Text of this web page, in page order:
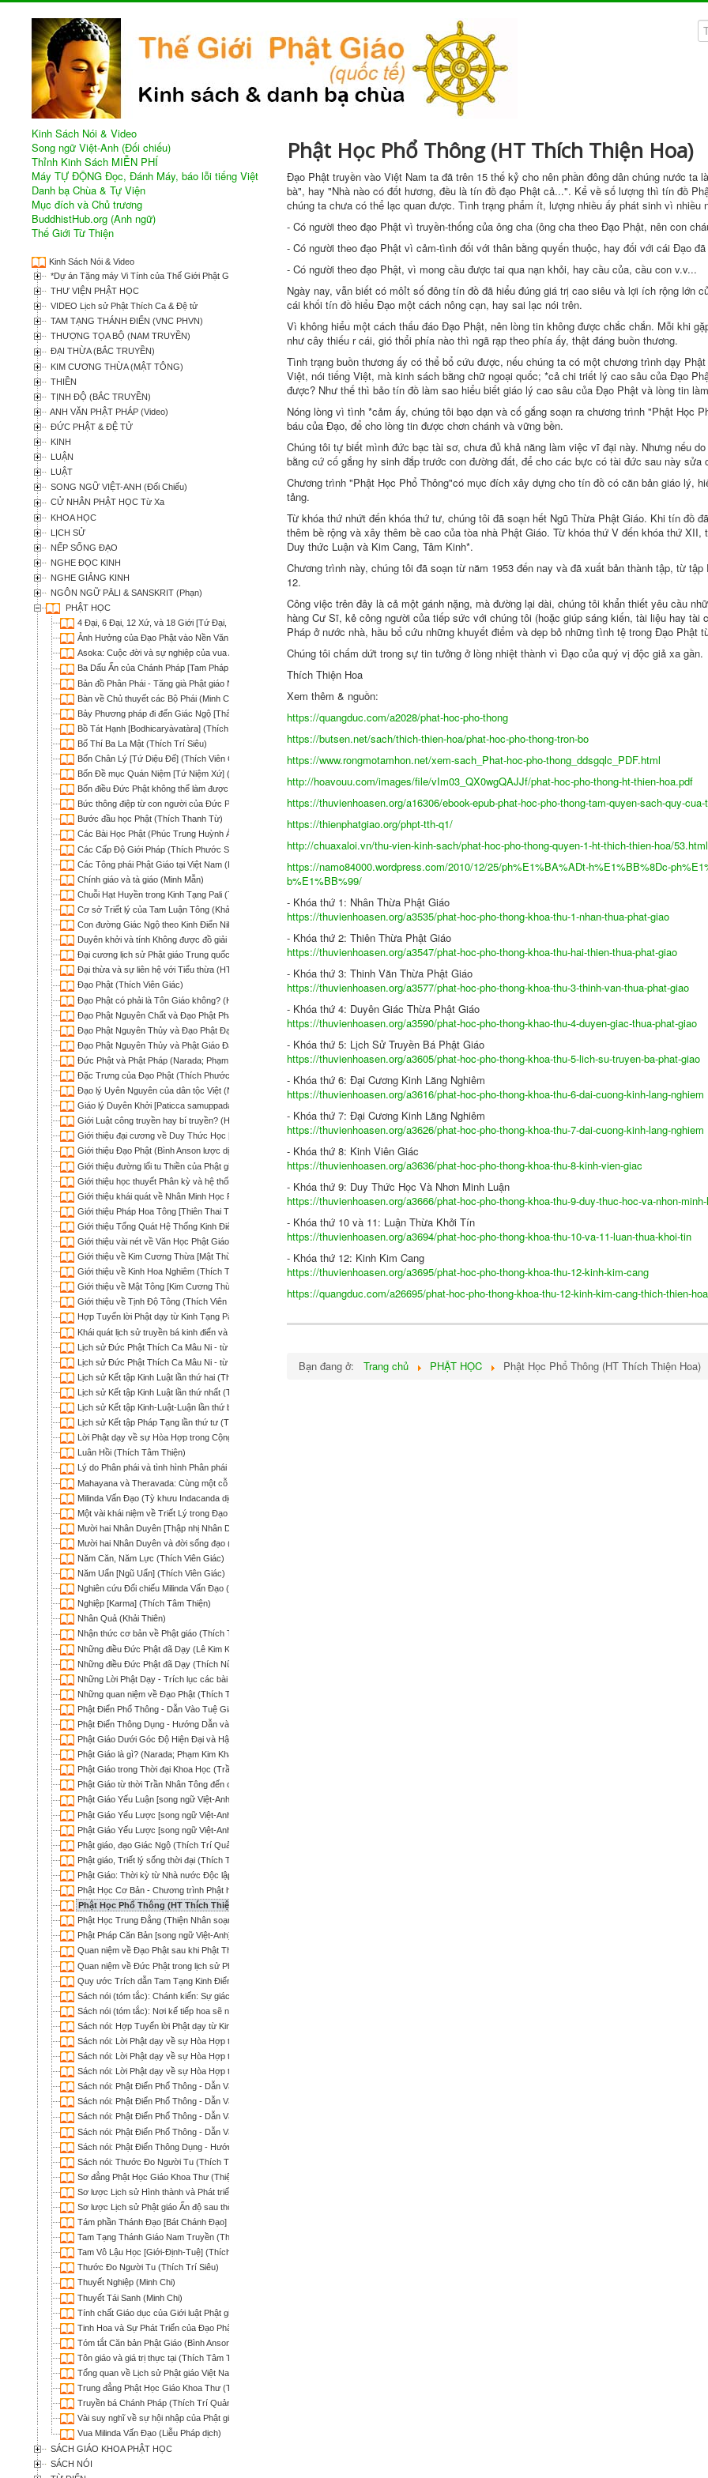
Kinh Sách Nói & Video
Song ngữ Việt-Anh (Đối chiếu)
Thỉnh Kinh Sách MIỄN PHÍ
Máy TỰ ĐỘNG Đọc, Đánh Máy, báo lỗi tiếng Việt
Danh bạ Chùa & Tự Viện
Mục đích và Chủ trương
BuddhistHub.org (Anh ngữ)
Thế Giới Từ Thiện
Kinh Sách Nói & Video
*Dự án Tặng máy Vi Tính của Thế Giới Phật Giáo
THƯ VIỆN PHẬT HỌC
VIDEO Lịch sử Phật Thích Ca & Đệ tử
TAM TẠNG THÁNH ĐIỂN (VNC PHVN)
THƯỢNG TỌA BỘ (NAM TRUYỀN)
ĐẠI THỪA (BẮC TRUYỀN)
KIM CƯƠNG THỪA (MẬT TÔNG)
THIỀN
TỊNH ĐỘ (BẮC TRUYỀN)
ANH VĂN PHẬT PHÁP (Video)
ĐỨC PHẬT & ĐỆ TỬ
KINH
LUẬN
LUẬT
SONG NGỮ VIỆT-ANH (Đối Chiếu)
CỬ NHÂN PHẬT HỌC Từ Xa
KHOA HỌC
LỊCH SỬ
NẾP SỐNG ĐẠO
NGHE ĐỌC KINH
NGHE GIẢNG KINH
NGÔN NGỮ PĀLI & SANSKRIT (Phạn)
PHẬT HỌC
4 Đại, 6 Đại, 12 Xứ, và 18 Giới [Tứ Đại, Lục Đại, Thập nhị Xứ và Thập bát Giới] (Thích Tâm Thiện)
Ảnh Hưởng của Đạo Phật vào Nền Văn Hóa Việt Nam (Thích Trí Quảng)
Asoka: Cuộc đời và sự nghiệp của vua A-dục - Tuyển tập (Nhiều Tác Giả)
Ba Dấu Ấn của Chánh Pháp [Tam Pháp Ấn] (Nguyên Tuấn)
Bản đồ Phân Phái - Tăng già Phật giáo Nguyên Thủy
Bàn về Chủ thuyết các Bộ Phái (Minh Chi)
Bảy Phương pháp đi đến Giác Ngộ [Thất Giác Chi] (Thích Thiện Bảo)
Bồ Tát Hạnh [Bodhicaryàvatàra] (Thích Trí Siêu dịch)
Bố Thí Ba La Mật (Thích Trí Siêu)
Bốn Chân Lý [Tứ Diệu Đế] (Thích Viên Giác)
Bốn Đề mục Quán Niệm [Tứ Niệm Xứ] (Thích Phước Lượng)
Bốn điều Đức Phật không thể làm được
Bức thông điệp từ con người của Đức Phật (Thích Trí Chơn)
Bước đầu học Phật (Thích Thanh Từ)
Các Bài Học Phật (Phúc Trung Huỳnh Ái Tông)
Các Cấp Độ Giới Pháp (Thích Phước Sơn)
Các Tông phái Phật Giáo tại Việt Nam (Phúc Trung Huỳnh Ái Tông)
Chính giáo và tà giáo (Minh Mẫn)
Chuỗi Hạt Huyền trong Kinh Tạng Pali (Thích Chơn Thiện)
Cơ sở Triết lý của Tam Luận Tông (Khải Thiên)
Con đường Giác Ngộ theo Kinh Điển Nikaya (Thích Nữ Trí Liên)
Duyên khởi và tính Không được đồ giải qua phương trình E = MC2 (Khải Thiên & Nguyễn Chung Tú)
Đại cương lịch sử Phật giáo Trung quốc (Thích Tâm Khanh)
Đại thừa và sự liên hệ với Tiểu thừa (HT Thích Minh Châu dịch)
Đạo Phật (Thích Viên Giác)
Đạo Phật có phải là Tôn Giáo không? (Huyền Chân)
Đạo Phật Nguyên Chất và Đạo Phật Pháp Môn (Thích Nhật Từ)
Đạo Phật Nguyên Thủy và Đạo Phật Đại Thừa (Wapola Rahula; Thích Thiện Minh dịch)
Đạo Phật Nguyên Thủy và Phật Giáo Đại Thừa (Wapola Rahula; Lê Kim Kha biên dịch)
Đức Phật và Phật Pháp (Narada; Phạm Kim Khánh dịch)
Ðặc Trưng của Ðạo Phật (Thích Phước Sơn)
Ðạo lý Uyên Nguyên của dân tộc Việt (Ngọc Kinh Lang Hoàn)
Giáo lý Duyên Khởi [Paticca samuppada - Dependent Origination] (Thích Chơn Thiện)
Giới Luật công truyền hay bí truyền? (HT Thích Phước Sơn)
Giới thiệu đại cương về Duy Thức Học [Tâm Lý học Phật giáo] (Tuệ Hạnh)
Giới thiệu Đạo Phật (Bình Anson lược dịch)
Giới thiệu đường lối tu Thiền của Phật giáo (Thích Thanh Từ)
Giới thiệu học thuyết Phân kỳ và hệ thống Phán giáo (Khải Thiên)
Giới thiệu khái quát về Nhân Minh Học Phật Giáo [Logic Học Phật Giáo] (Minh Chi)
Giới thiệu Pháp Hoa Tông [Thiên Thai Tông] (Thích Trí Quảng)
Giới thiệu Tổng Quát Hệ Thống Kinh Điển Hán Tạng (Đào Nguyên)
Giới thiệu vài nét về Văn Học Phật Giáo Việt Nam (Thích Tâm Hải)
Giới thiệu về Kim Cương Thừa [Mật Thừa] (Nguyễn Thế Đăng)
Giới thiệu về Kinh Hoa Nghiêm (Thích Trí Quảng)
Giới thiệu về Mật Tông [Kim Cương Thừa] (Thích Viên Giác)
Giới thiệu về Tịnh Độ Tông (Thích Viên Giác)
Hợp Tuyển lời Phật dạy từ Kinh Tạng Pāli (Bodhi; Nguyên Nhật Trần Như Mai dịch)
Khái quát lịch sử truyền bá kinh điển và những đặc điểm của Kinh tạng Nikaya (Thích Viên Giác)
Lịch sử Đức Phật Thích Ca Mâu Ni - từ Đản sanh đến Thành đạo (Gia Tuệ)
Lịch sử Đức Phật Thích Ca Mâu Ni - từ Thành đạo đến nhập Niết bàn (Gia Tuệ)
Lịch sử Kết tập Kinh Luật lần thứ hai (Thích Phước Sơn)
Lịch sử Kết tập Kinh Luật lần thứ nhất (Thích Phước Sơn)
Lịch sử Kết tập Kinh-Luật-Luận lần thứ ba (Thích Phước Sơn)
Lịch sử Kết tập Pháp Tạng lần thứ tư (Thích Phước Sơn)
Lời Phật dạy về sự Hòa Hợp trong Cộng đồng và Xã hội - Hợp Tuyển từ Kinh Tạng Pāli (Bodhi; Nguyên Nhật Trần Như Mai dịch)
Luân Hồi (Thích Tâm Thiện)
Lý do Phân phái và tình hình Phân phái trong đạo Phật (Minh Chi)
Mahayana và Theravada: Cùng một cỗ xe (Bình Anson)
Milinda Vấn Đạo (Tỳ khưu Indacanda dịch)
Một vài khái niệm về Triết Lý trong Đạo Phật (Phật-Điển Hành-Tư)
Mười hai Nhân Duyên [Thập nhị Nhân Duyên] (Thích Tâm Hải)
Mười hai Nhân Duyên và đời sống đạo (Nhựt Chiếu)
Năm Căn, Năm Lực (Thích Viên Giác)
Năm Uẩn [Ngũ Uẩn] (Thích Viên Giác)
Nghiên cứu Đối chiếu Milinda Vấn Đạo (Chữ Pāli) và Kinh Na-Tiên Tỷ-Kheo (Chữ Hán) (Thích Minh Châu; Trần Phương Lan dịch)
Nghiệp [Karma] (Thích Tâm Thiện)
Nhân Quả (Khải Thiên)
Nhận thức cơ bản về Phật giáo (Thích Tố Huân)
Những điều Đức Phật đã Dạy (Lê Kim Kha dịch)
Những điều Đức Phật đã Dạy (Thích Nữ Trí Hải dịch)
Những Lời Phật Dạy - Trích lục các bài giảng trong Kinh điển Pāli (Bình Anson dịch)
Những quan niệm về Đạo Phật (Thích Trí Quảng)
Phật Điển Phổ Thông - Dẫn Vào Tuệ Giác Phật (ICDV; Lê Mạnh Thát, HT Tuệ Sỹ chủ biên dịch)
Phật Điển Thông Dụng - Hướng Dẫn và Tuệ Tri của Ðức Phật (ICDV; TT Thích Nhật Từ chủ biên dịch)
Phật Giáo Dưới Góc Độ Hiện Đại và Hậu Hiện Đại (Quán Như)
Phật Giáo là gì? (Narada; Phạm Kim Khánh dịch)
Phật Giáo trong Thời đại Khoa Học (Trần Chung Ngọc)
Phật Giáo từ thời Trần Nhân Tông đến cận đại (Thích Tâm Hải)
Phật Giáo Yếu Luận [song ngữ Việt-Anh] (Thiện Phúc)
Phật Giáo Yếu Lược [song ngữ Việt-Anh] (Narada; HT Thích Trí Chơn dịch)
Phật Giáo Yếu Lược [song ngữ Việt-Anh] (Thiện Phúc)
Phật giáo, đạo Giác Ngộ (Thích Trí Quảng)
Phật giáo, Triết lý sống thời đại (Thích Trí Quảng)
Phật Giáo: Thời kỳ từ Nhà nước Độc lập Vạn Xuân ra đời đến Vua Trần Nhân Tông (Thích Tâm Hải)
Phật Học Cơ Bản - Chương trình Phật học Hàm thụ (1998-2002)
Phật Học Phổ Thông (HT Thích Thiện Hoa)
Phật Học Trung Đẳng (Thiện Nhân soạn; Nguyễn Khuê dịch)
Phật Pháp Căn Bản [song ngữ Việt-Anh] (Thiện Phúc)
Quan niệm về Ðạo Phật sau khi Phật Thích Ca nhập diệt (Thích Trí Quảng)
Quan niệm về Ðức Phật trong lịch sử Phật giáo Việt Nam (Thích Tâm Hải)
Quy ước Trích dẫn Tam Tạng Kinh Điển Nguyên Thủy (Sucitto Thảo Hiền)
Sách nói (tóm tắc): Chánh kiến: Sự giác ngộ của Đức Phật - Almost Buddhist (Dzongsar Jamyang Khyentse Rinpoche; Better Version)
Sách nói (tóm tắc): Nơi kế tiếp hoa sẽ nở, hoa nở ta gặp Phật - The Path: A Guide to Happiness (Khenpo Sherab Zangpo; Better Version)
Sách nói: Hợp Tuyển lời Phật dạy từ Kinh Tạng Pāli (Bodhi; Nguyên Nhật Trần Như Mai dịch)
Sách nói: Lời Phật dạy về sự Hòa Hợp trong Cộng đồng và Xã hội - Hợp Tuyển từ Kinh Tạng Pāli (Bodhi; Nguyên Nhật Trần Như Mai dịch)
Sách nói: Lời Phật dạy về sự Hòa Hợp trong Cộng đồng và Xã hội - Hợp Tuyển từ Kinh Tạng Pāli (Nguyên Nhật Trần Như Mai) - Chương I-VII
Sách nói: Lời Phật dạy về sự Hòa Hợp trong Cộng đồng và Xã hội - Hợp Tuyển từ Kinh Tạng Pāli (Nguyên Nhật Trần Như Mai) - Chương VIII-X
Sách nói: Phật Điển Phổ Thông - Dẫn Vào Tuệ Giác Phật (Lê Mạnh Thát, HT Tuệ Sỹ chủ biên dịch)
Sách nói: Phật Điển Phổ Thông - Dẫn Vào Tuệ Giác Phật (Lê Mạnh Thát, HT Tuệ Sỹ chủ biên dịch) - Chương 1-3
Sách nói: Phật Điển Phổ Thông - Dẫn Vào Tuệ Giác Phật (Lê Mạnh Thát, HT Tuệ Sỹ chủ biên dịch) - Chương 4-7
Sách nói: Phật Điển Phổ Thông - Dẫn Vào Tuệ Giác Phật (Lê Mạnh Thát, HT Tuệ Sỹ chủ biên dịch) - Chương 8-12
Sách nói: Phật Điển Thông Dụng - Hướng Dẫn và Tuệ Tri của Ðức Phật (ICDV; TT Thích Nhật Từ chủ biên dịch)
Sách nói: Thước Đo Người Tu (Thích Trí Siêu)
Sơ đẳng Phật Học Giáo Khoa Thư (Thiện Nhơn biên soạn; HT Thích Hành Trụ dịch)
Sơ lược Lịch sử Hình thành và Phát triển các Tông phái Phật giáo Trung Quốc (Thích Tâm Khanh)
Sơ lược Lịch sử Phật giáo Ấn độ sau thời đức Phật (Thích Tâm Hải)
Tám phần Thánh Đạo [Bát Chánh Đạo] (Thích Tâm Khanh)
Tam Tạng Thánh Giáo Nam Truyền (Thích Phước Sơn)
Tam Vô Lậu Học [Giới-Định-Tuệ] (Thích Từ Hòa & Thích Phước Lượng)
Thước Đo Người Tu (Thích Trí Siêu)
Thuyết Nghiệp (Minh Chi)
Thuyết Tái Sanh (Minh Chi)
Tính chất Giáo dục của Giới luật Phật giáo (Thích Phước Sơn)
Tinh Hoa và Sự Phát Triển của Đạo Phật (Chân Pháp Nguyễn Hữu Hiệu dịch)
Tóm tắt Căn bản Phật Giáo (Bình Anson)
Tôn giáo và giá trị thực tại (Thích Tâm Thiện)
Tổng quan về Lịch sử Phật giáo Việt Nam (Thích Tâm Hải)
Trung đẳng Phật Học Giáo Khoa Thư (Thiện Nhơn biên soạn; Thích Nguyên Liên dịch)
Truyền bá Chánh Pháp (Thích Trí Quảng)
Vài suy nghĩ về sự hội nhập của Phật giáo vào nền văn hóa Việt Nam (Minh Chi)
Vua Milinda Vấn Đạo (Liễu Pháp dịch)
SÁCH GIÁO KHOA PHẬT HỌC
SÁCH NÓI
Phật Học Phổ Thông (HT Thích Thiện Hoa)
Ðạo Phật truyền vào Việt Nam ta đã trên 15 thế kỷ cho nên phần đông dân chúng nước
bà", hay "Nhà nào có đốt hương, đều là tín đồ đạo Phật cả...". Kể về số lượng thì tín đồ
chúng ta chưa có thể lạc quan được. Tình trạng phẩm ít, lượng nhiều ấy phát sinh vì nhiều
- Có người theo đạo Phật vì truyền-thống của ông cha (ông cha theo Ðạo Phật, nên con
- Có người theo đạo Phật vì cảm-tình đối với thân bằng quyến thuộc, hay đối với cái Ðạo
- Có người theo đạo Phật, vì mong cầu được tai qua nạn khỏi, hay cầu của, cầu con v.v...
Ngày nay, vẫn biết có môỉt số đông tín đồ đã hiểu đúng giá trị cao siêu và lợi ích rộng lớn
cái khối tín đồ hiểu Ðạo một cách nông cạn, hay sai lạc nói trên.
Vì không hiểu một cách thấu đáo Ðạo Phật, nên lòng tin không được chắc chắn. Mỗi khi
như cây thiếu r cái, gió thổi phía nào thì ngã rạp theo phía ấy, thật đáng buồn thương.
Tình trạng buồn thương ấy có thể bổ cứu được, nếu chúng ta có một chương trình dạy
Việt, nói tiếng Việt, mà kinh sách bằng chữ ngoại quốc; *cả chi triết lý cao sâu của Ðạo
được? Như thế thì bảo tín đồ làm sao hiểu biết giáo lý cao sâu của Ðạo Phật và lòng tin
Nóng lòng vì tình *cảm ấy, chúng tôi bạo dạn và cố gắng soạn ra chương trình "Phật Học
báu của Ðạo, để cho lòng tin được chơn chánh và vững bền.
Chúng tôi tự biết mình đức bạc tài sơ, chưa đủ khả năng làm việc vĩ đại này. Nhưng nếu
bằng cứ cố gắng hy sinh đắp trước con đường đất, để cho các bực có tài đức sau này sửa
Chương trình "Phật Học Phổ Thông"có mục đích xây dựng cho tín đồ có căn bản giáo lý,
tảng.
Từ khóa thứ nhứt đến khóa thứ tư, chúng tôi đã soạn hết Ngũ Thừa Phật Giáo. Khi tín đồ
thêm bề rộng và xây thêm bề cao của tòa nhà Phật Giáo. Từ khóa thứ V đến khóa thứ
Duy thức Luận và Kim Cang, Tâm Kinh*.
Chương trình này, chúng tôi đã soạn từ năm 1953 đến nay và đã xuất bản thành tập, từ
12.
Công việc trên đây là cả một gánh nặng, mà đường lại dài, chúng tôi khẩn thiết yêu cầu
hàng Cư Sĩ, kẻ công người của tiếp sức với chúng tôi (hoặc giúp sáng kiến, tài liệu hay tài
Pháp ở nước nhà, hầu bổ cứu những khuyết điểm và dẹp bỏ những tình tệ trong Ðạo Phật
Chúng tôi chấm dứt trong sự tin tưởng ở lòng nhiệt thành vì Ðạo của quý vị độc giả xa gần.
Thích Thiện Hoa
Xem thêm & nguồn:
https://quangduc.com/a2028/phat-hoc-pho-thong
https://butsen.net/sach/thich-thien-hoa/phat-hoc-pho-thong-tron-bo
https://www.rongmotamhon.net/xem-sach_Phat-hoc-pho-thong_ddsgqlc_PDF.html
http://hoavouu.com/images/file/vIm03_QX0wgQAJJf/phat-hoc-pho-thong-ht-thien-hoa.pdf
https://thuvienhoasen.org/a16306/ebook-epub-phat-hoc-pho-thong-tam-quyen-sach-quy-
https://thienphatgiao.org/phpt-tth-q1/
http://chuaxaloi.vn/thu-vien-kinh-sach/phat-hoc-pho-thong-quyen-1-ht-thich-thien-hoa/53.html
https://namo84000.wordpress.com/2010/12/25/ph%E1%BA%ADt-h%E1%BB%8Dc-
b%E1%BB%99/
- Khóa thứ 1: Nhân Thừa Phật Giáo
https://thuvienhoasen.org/a3535/phat-hoc-pho-thong-khoa-thu-1-nhan-thua-phat-giao
- Khóa thứ 2: Thiên Thừa Phật Giáo
https://thuvienhoasen.org/a3547/phat-hoc-pho-thong-khoa-thu-hai-thien-thua-phat-giao
- Khóa thứ 3: Thinh Văn Thừa Phật Giáo
https://thuvienhoasen.org/a3577/phat-hoc-pho-thong-khoa-thu-3-thinh-van-thua-phat-giao
- Khóa thứ 4: Duyên Giác Thừa Phật Giáo
https://thuvienhoasen.org/a3590/phat-hoc-pho-thong-khao-thu-4-duyen-giac-thua-phat-giao
- Khóa thứ 5: Lịch Sử Truyền Bá Phật Giáo
https://thuvienhoasen.org/a3605/phat-hoc-pho-thong-khoa-thu-5-lich-su-truyen-ba-phat-giao
- Khóa thứ 6: Đại Cương Kinh Lăng Nghiêm
https://thuvienhoasen.org/a3616/phat-hoc-pho-thong-khoa-thu-6-dai-cuong-kinh-lang-nghiem
- Khóa thứ 7: Đại Cương Kinh Lăng Nghiêm
https://thuvienhoasen.org/a3626/phat-hoc-pho-thong-khoa-thu-7-dai-cuong-kinh-lang-nghiem
- Khóa thứ 8: Kinh Viên Giác
https://thuvienhoasen.org/a3636/phat-hoc-pho-thong-khoa-thu-8-kinh-vien-giac
- Khóa thứ 9: Duy Thức Học Và Nhơn Minh Luận
https://thuvienhoasen.org/a3666/phat-hoc-pho-thong-khoa-thu-9-duy-thuc-hoc-va-nhon-
- Khóa thứ 10 và 11: Luận Thừa Khởi Tín
https://thuvienhoasen.org/a3694/phat-hoc-pho-thong-khoa-thu-10-va-11-luan-thua-khoi-tin
- Khóa thứ 12: Kinh Kim Cang
https://thuvienhoasen.org/a3695/phat-hoc-pho-thong-khoa-thu-12-kinh-kim-cang
https://quangduc.com/a26695/phat-hoc-pho-thong-khoa-thu-12-kinh-kim-cang-thich-thien-hoa
Bạn đang ở: Trang chủ PHẬT HỌC Phật Học Phổ Thông (HT Thích Thiện Hoa)